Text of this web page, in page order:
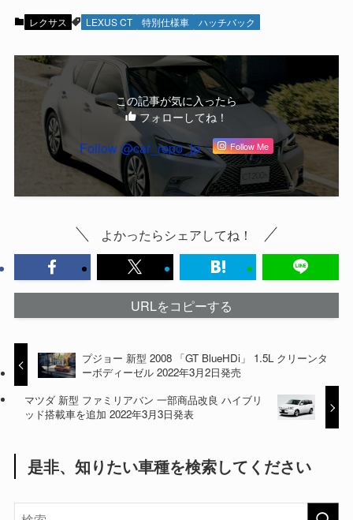
レクサス LEXUS CT 特別仕様車 ハッチバック
この記事が気に入ったら
フォローしてね！
Follow @car_repo_jp Follow Me
よかったらシェアしてね！
URLをコピーする
プジョー 新型 2008 「GT BlueHDi」 1.5L クリーンタ
ーボディーゼル 2022年3月2日発売
マツダ 新型 ファミリアバン 一部商品改良 ハイブリ
ッド搭載車を追加 2022年3月3日発表
是非、知りたい車種を検索してください